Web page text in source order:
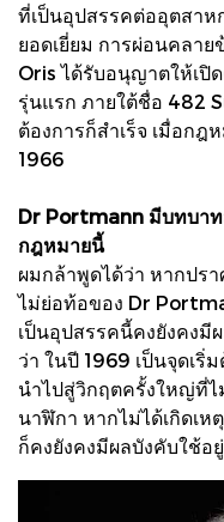
ที่เป็นอุปสรรคต่ออุตสาห
ยอดเยี่ยม การผ่อนคลาย
Oris ได้รับอนุญาตให้เปิ
รุ่นแรก ภายใต้ชื่อ 482
ต้องการก็สำเร็จ เมื่อก
1966
Dr Portmann มีบทบาท
กฎหมายนี้
ผมกล้าพูดได้ว่า หากปร
ไม่ย่อท้อของ Dr
เป็นอุปสรรคนี้คงยังคงมี
ว่า ในปี 1969 เป็นจุดเ
นำไปสู่วิกฤตครั้งใหญ่ที่
นาฬิกา หากไม่ได้เกิดเ
ก็คงยังคงมีผลบังคับใช้อ